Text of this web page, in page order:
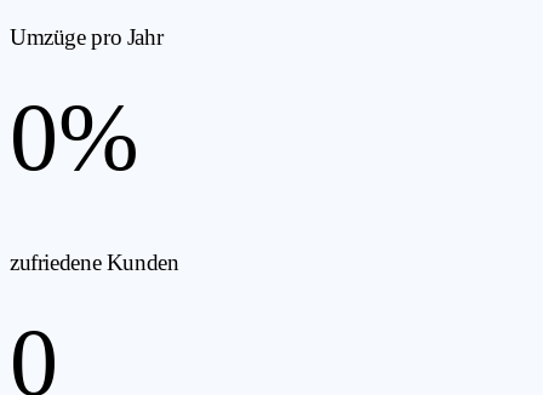
Umzüge pro Jahr
0%
zufriedene Kunden
0